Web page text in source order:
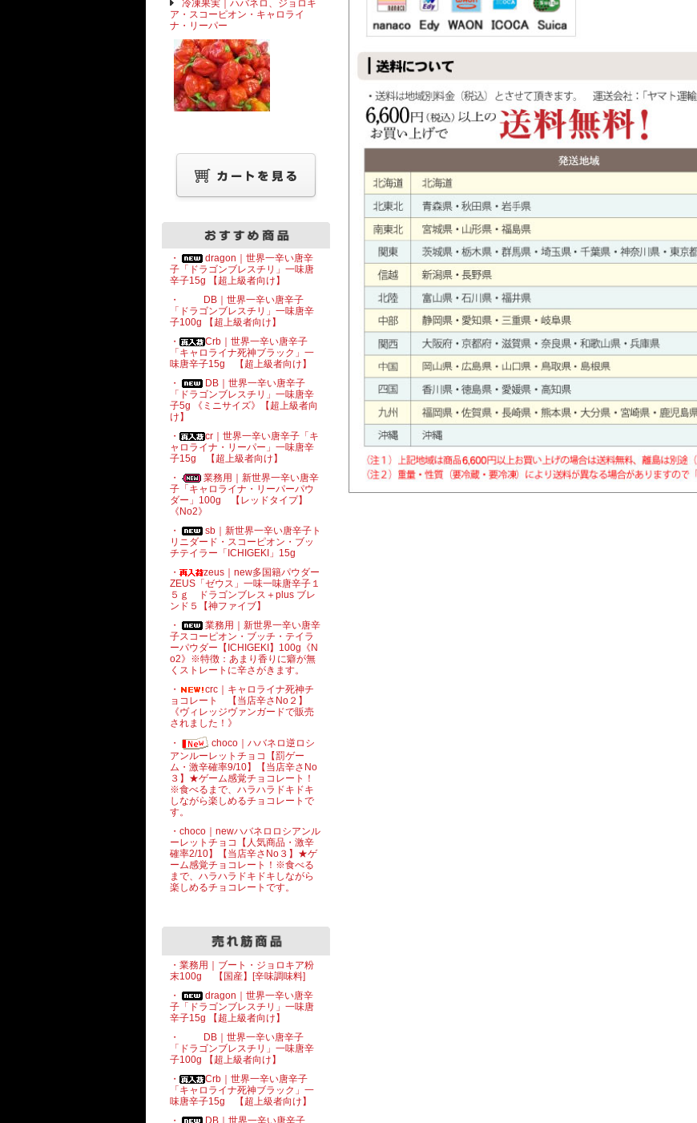
冷凍果実｜ハバネロ、ジョロキ
ア・スコーピオン・キャロライ
ナ・リーパー
・
dragon｜世界一辛い唐辛
子「ドラゴンブレスチリ」一味唐
辛子15g 【超上級者向け】
・
DB｜世界一辛い唐辛子
「ドラゴンブレスチリ」一味唐辛
子100g 【超上級者向け】
・
Crb｜世界一辛い唐辛子
「キャロライナ死神ブラック」一
味唐辛子15g 【超上級者向け】
・
DB｜世界一辛い唐辛子
「ドラゴンブレスチリ」一味唐辛
子5g 《ミニサイズ》【超上級者向
け】
・
cr｜世界一辛い唐辛子「キ
ャロライナ・リーパー」一味唐辛
子15g 【超上級者向け】
・
業務用｜新世界一辛い唐辛
子「キャロライナ・リーパーパウ
ダー」100g 【レッドタイプ】
《No2》
・
sb｜新世界一辛い唐辛子ト
リニダード・スコーピオン・ブッ
チテイラー「ICHIGEKI」15g
・
zeus｜new多国籍パウダー
ZEUS「ゼウス」一味一味唐辛子１
５ｇ ドラゴンブレス＋plus ブレ
ンド５【神ファイブ】
・
業務用｜新世界一辛い唐辛
子スコーピオン・ブッチ・テイラ
ーパウダー【ICHIGEKI】100g《N
o2》※特徴：あまり香りに癖が無
くストレートに辛さがきます。
・
crc｜キャロライナ死神チ
ョコレート 【当店辛さNo２】
《ヴィレッジヴァンガードで販売
されました！》
・
choco｜ハバネロ逆ロシ
アンルーレットチョコ【罰ゲー
ム・激辛確率9/10】【当店辛さNo
３】★ゲーム感覚チョコレート！
※食べるまで、ハラハラドキドキ
しながら楽しめるチョコレートで
す。
・choco｜newハバネロロシアンル
ーレットチョコ【人気商品・激辛
確率2/10】【当店辛さNo３】★ゲ
ーム感覚チョコレート！※食べる
まで、ハラハラドキドキしながら
楽しめるチョコレートです。
・業務用｜ブート・ジョロキア粉
末100g 【国産】[辛味調味料]
・
dragon｜世界一辛い唐辛
子「ドラゴンブレスチリ」一味唐
辛子15g 【超上級者向け】
・
DB｜世界一辛い唐辛子
「ドラゴンブレスチリ」一味唐辛
子100g 【超上級者向け】
・
Crb｜世界一辛い唐辛子
「キャロライナ死神ブラック」一
味唐辛子15g 【超上級者向け】
・
DB｜世界一辛い唐辛子